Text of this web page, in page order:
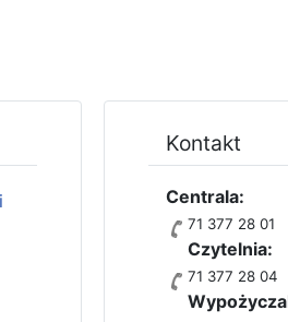
Kontakt
Centrala:
71 377 28 01
Czytelnia:
71 377 28 04